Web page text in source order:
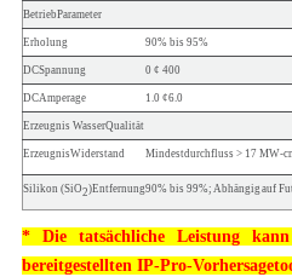
BetriebParameter
Erholung 90% bis 95%
DCSpannung 0 ¢ 400
DCAmperage 1.0 ¢6.0
Erzeugnis WasserQualität
ErzeugnisWiderstand Mindestdurchfluss > 17 MW-
Silikon (SiO2)Entfernung90% bis 99%; Abhängig auf
* Die tatsächliche Leistung
bereitgestellten IP-Pro-